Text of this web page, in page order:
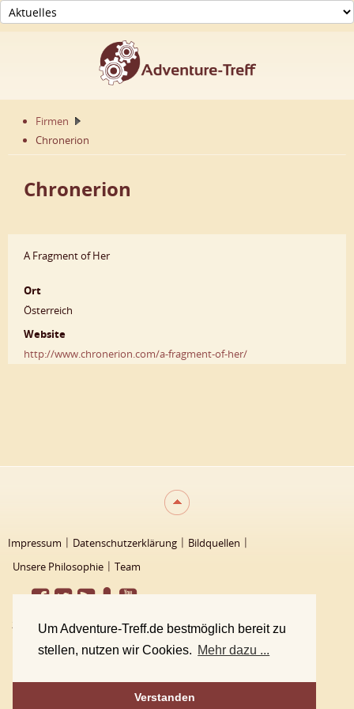
Um Adventure-Treff.de bestmöglich bereit zu
stellen, nutzen wir Cookies. Mehr dazu ...
Verstanden
Firmen
Chronerion
Chronerion
A Fragment of Her
Ort
Österreich
Website
http://www.chronerion.com/a-fragment-of-her/
Impressum Datenschutzerklärung
Bildquellen
Unsere Philosophie
Team
2000 - 2026 Adventure-Treff